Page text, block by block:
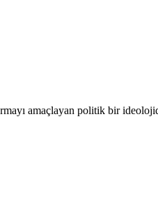
amaçlayan politik bir